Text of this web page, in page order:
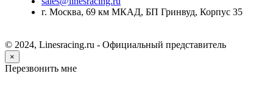
г. Москва, 69 км МКАД, БП Гринвуд, Корпус 35
© 2024, Linesracing.ru - Официальный представитель
×
Перезвонить мне